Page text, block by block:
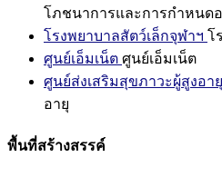
โภชนาการและการกำหนด
โรงพยาบาลสัตว์เล็กจุฬาฯ โ
ศูนย์เอ็มเน็ต ศูนย์เอ็มเน็ต
ศูนย์ส่งเสริมสุขภาวะผู้สูงอายุ
อายุ
พื้นที่สร้างสรรค์